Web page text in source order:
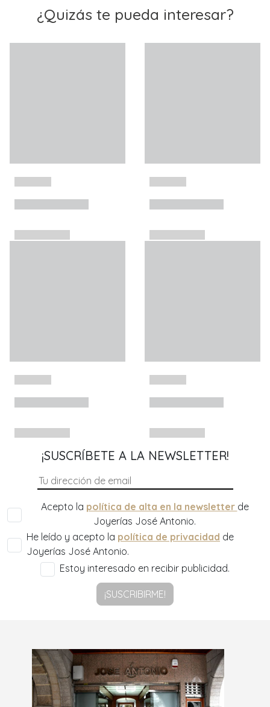
¿Quizás te pueda interesar?
¡SUSCRÍBETE A LA NEWSLETTER!
Acepto la política de alta en la newsletter de
Joyerías José Antonio.
He leído y acepto la política de privacidad de
Joyerías José Antonio.
Estoy interesado en recibir publicidad.
¡SUSCRIBIRME!